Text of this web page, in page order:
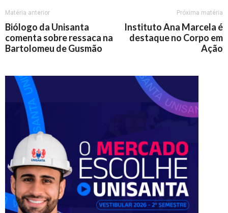
Matéria anterior
Biólogo da Unisanta
comenta sobre ressaca na
Bartolomeu de Gusmão
Próxima matéria
Instituto Ana Marcela é
destaque no Corpo em
Ação